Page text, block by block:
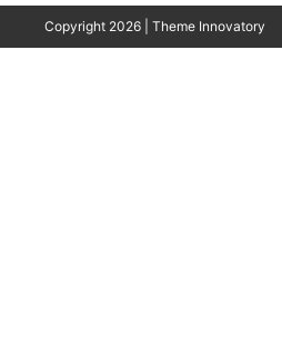
Copyright 2026 | Theme Innovatory